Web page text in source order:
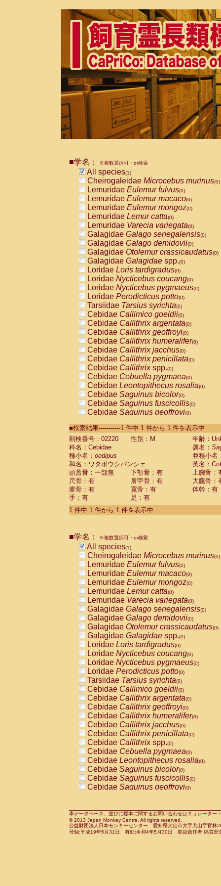
■学名： ※複数選択可・or検索
All species(1)
Cheirogaleidae Microcebus murinus(0)
Lemuridae Eulemur fulvus(0)
Lemuridae Eulemur macaco(0)
Lemuridae Eulemur mongoz(0)
Lemuridae Lemur catta(0)
Lemuridae Varecia variegata(0)
Galagidae Galago senegalensis(0)
Galagidae Galago demidovii(0)
Galagidae Otolemur crassicaudatus(0)
Galagidae Galagidae spp.(0)
Loridae Loris tardigradus(0)
Loridae Nycticebus coucang(0)
Loridae Nycticebus pygmaeus(0)
Loridae Perodicticus potto(0)
Tarsiidae Tarsius syrichta(0)
Cebidae Callimico goeldii(0)
Cebidae Callithrix argentata(0)
Cebidae Callithrix geoffroyi(0)
Cebidae Callithrix humeralifer(0)
Cebidae Callithrix jacchus(0)
Cebidae Callithrix penicillata(0)
Cebidae Callithrixspp.(0)
Cebidae Cebuella pygmaea(0)
Cebidae Leontopithecus rosalia(0)
Cebidae Saguinus bicolor(0)
Cebidae Saguinus fuscicollis(0)
Cebidae Saguinus geoffroyi(0)
CebidaeSaguinus labiatus(0)
Cebidae Saguinus leucopus (0)
Cebidae
Cebidae
CebidaeSaguinus nigricollis (0)
Cebidae Saguinus oedipus
Cebidae Saguinus weddelli
Cebidae Saguinusspp.
Cebidae Aotus trivirgatus
Cebidae Cebus albifrons
CebidaeCebus nigrivittatus
CebidaeCebus
CebidaeSaimiri boliviensis(0)
CebidaeSaimiri sciureus(0)
AtelidaeAlouatta caraya(0)
AtelidaeAlouatta fusca(0)
AtelidaeAlouatta seniculus
AtelidaeAlouattaspp.(0)
AtelidaeAteles belzebuth(0)
AtelidaeAteles geoffroyi(0)
AtelidaeAteles paniscus(0)
AtelidaeAtelesspp.(0)
Atelidae Lagothrix lagothricha
AtelidaeLagothrix lagothricha cana
PitheciidaeCacajao calvus
PitheciidaeCallicebus cupreus
PitheciidaeCallicebus donacophilus
PitheciidaeCallicebus moloch
PitheciidaeCallicebus torquatus
PitheciidaeCallicebusspp.(0)
PitheciidaeChiropotes satanas(0)
PitheciidaePithecia monachus
PitheciidaePithecia pithecia(0)
CercopithecidaeCercocebus agilis
CercopithecidaeCercocebus
CercopithecidaeCercocebus
CercopithecidaeCercocebus
CercopithecidaeCercocebus
CercopithecidaeCercocebushybrid
CercopithecidaePapio anubis(0)
CercopithecidaePapio cynocephalus
CercopithecidaePapio hamadryas(0)
■検索結果-----------1 件中 1 件から 1 件を表示中
剖検番号：02220
性別：M
年齢：
科名：Cebidae
属名：
種小名： oedipus
亜種小名
和名：ワタボウシパンシェ
英名：
頭蓋骨：一部無
下顎骨：有
上腕骨：
尺骨：有
肩甲骨：有
大腿骨：
腓骨：有
寛骨：有
体幹：有
手：有
足：有
1 件中 1 件から 1 件を表示中
■学名： ※複数選択可・or検索
All species(1)
Cheirogaleidae Microcebus murinus(0)
Lemuridae Eulemur fulvus(0)
Lemuridae Eulemur macaco(0)
Lemuridae Eulemur mongoz(0)
Lemuridae Lemur catta(0)
Lemuridae Varecia variegata(0)
Galagidae Galago senegalensis(0)
Galagidae Galago demidovii(0)
Galagidae Otolemur crassicaudatus(0)
Galagidae Galagidae spp.(0)
Loridae Loris tardigradus(0)
Loridae Nycticebus coucang(0)
Loridae Nycticebus pygmaeus(0)
Loridae Perodicticus potto(0)
Tarsiidae Tarsius syrichta(0)
Cebidae Callimico goeldii(0)
Cebidae Callithrix argentata(0)
Cebidae Callithrix geoffroyi(0)
Cebidae Callithrix humeralifer(0)
Cebidae Callithrix jacchus(0)
Cebidae Callithrix penicillata(0)
Cebidae Callithrixspp.(0)
Cebidae Cebuella pygmaea(0)
Cebidae Leontopithecus rosalia(0)
Cebidae Saguinus bicolor(0)
Cebidae Saguinus fuscicollis(0)
Cebidae Saguinus geoffroyi(0)
CebidaeSaguinus leucopus(0)
CebidaeSaguinus midas(0)
Cebidae Saguinus mystax(0)
本データベース、並びに標本に関するお問い合わせはキュレータ
© 2013 Japan Monkey Centre. All rights reserved.
公益財団法人日本モンキーセンター 愛知県犬山市大字犬山字官
登録:平成19年5月31日 有効:令和4年5月30日 取扱責任者:綿貫宏